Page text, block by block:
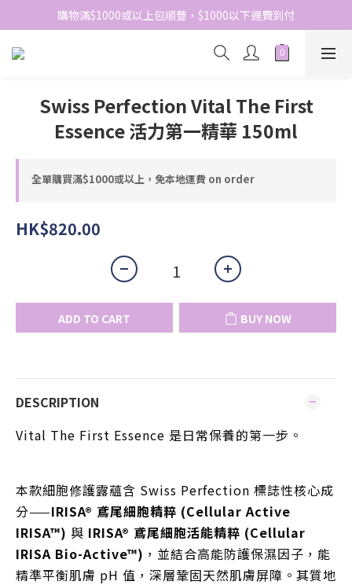
網站免費登記會員，會員優惠價於結帳時自動扣減
購物滿$1000或以上包順豐，$1000以下運費到付
網站免費登記會員，會員優惠價於結帳時自動扣減
Swiss Perfection Vital The First
Essence 活力第一精華 150ml
全單購買滿$1000或以上，免本地運費 on order
HK$820.00
ADD TO CART BUY NOW
DESCRIPTION
Vital The First Essence 是日常保養的第一步。
本款細胞修護露蘊含 Swiss Perfection 標誌性核心成
分——IRISA® 鳶尾細胞精粹 (Cellular Active
IRISA™) 與 IRISA® 鳶尾細胞活能精粹 (Cellular
IRISA Bio-Active™) ，並結合高能防護保濕因子，能
精準平衡肌膚 pH 值，深層鞏固天然肌膚屏障。其質地